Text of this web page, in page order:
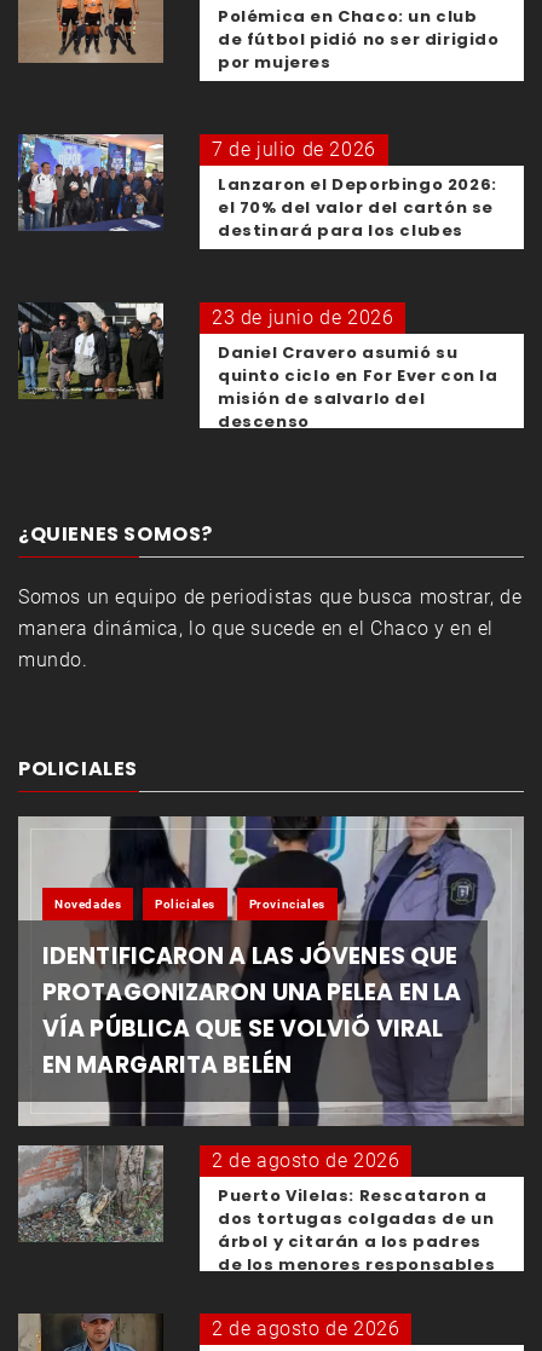
Polémica en Chaco: un club
de fútbol pidió no ser dirigido
por mujeres
7 de julio de 2026
Lanzaron el Deporbingo 2026:
el 70% del valor del cartón se
destinará para los clubes
23 de junio de 2026
Daniel Cravero asumió su
quinto ciclo en For Ever con la
misión de salvarlo del
descenso
¿QUIENES SOMOS?
Somos un equipo de periodistas que busca mostrar, de
manera dinámica, lo que sucede en el Chaco y en el
mundo.
POLICIALES
Novedades Policiales Provinciales
IDENTIFICARON A LAS JÓVENES QUE
PROTAGONIZARON UNA PELEA EN LA
VÍA PÚBLICA QUE SE VOLVIÓ VIRAL
EN MARGARITA BELÉN
2 de agosto de 2026
Puerto Vilelas: Rescataron a
dos tortugas colgadas de un
árbol y citarán a los padres
de los menores responsables
2 de agosto de 2026